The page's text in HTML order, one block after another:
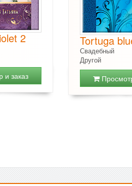
2
и заказ
Tortuga
Свадебный
Другой